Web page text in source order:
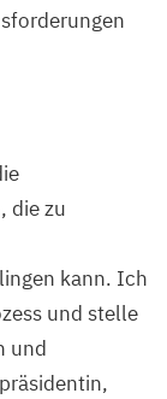
die zu
kann. Ich
und stelle
und